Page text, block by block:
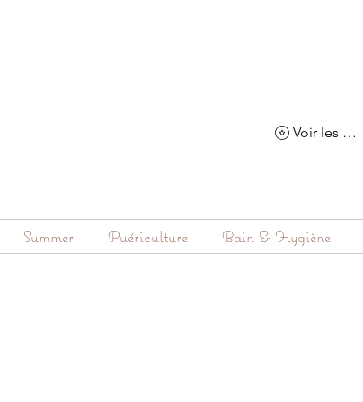
Voir les points
Summer Puériculture Bain & Hygiène